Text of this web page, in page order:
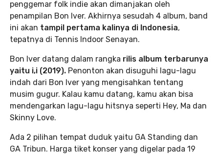
penggemar folk indie akan dimanjakan oleh
penampilan Bon Iver. Akhirnya sesudah 4 album, band
ini akan tampil pertama kalinya di Indonesia,
tepatnya di Tennis Indoor Senayan.
Bon Iver datang dalam rangka rilis album terbarunya
yaitu i,i (2019). Penonton akan disuguhi lagu-lagu
indah dari Bon Iver yang mengisahkan tentang
musim gugur. Kalau kamu datang, kamu akan bisa
mendengarkan lagu-lagu hitsnya seperti Hey, Ma dan
Skinny Love.
Ada 2 pilihan tempat duduk yaitu GA Standing dan
GA Tribun. Harga tiket konser yang digelar pada 19